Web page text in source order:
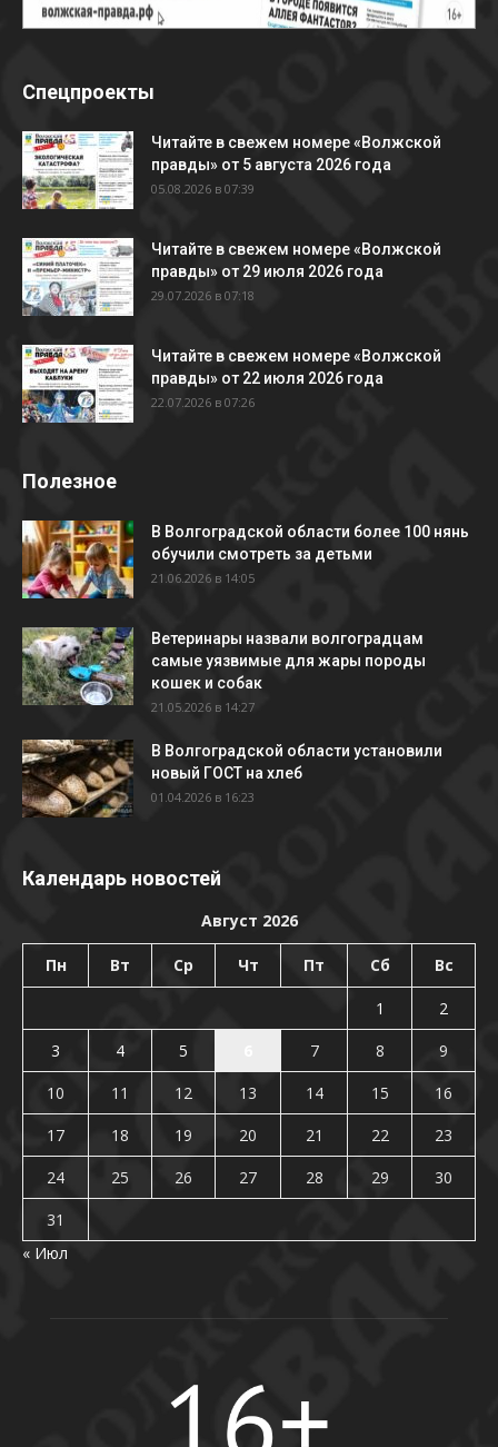
Спецпроекты
Читайте в свежем номере «Волжской
правды» от 5 августа 2026 года
05.08.2026 в 07:39
Читайте в свежем номере «Волжской
правды» от 29 июля 2026 года
29.07.2026 в 07:18
Читайте в свежем номере «Волжской
правды» от 22 июля 2026 года
22.07.2026 в 07:26
Полезное
В Волгоградской области более 100 нянь
обучили смотреть за детьми
21.06.2026 в 14:05
Ветеринары назвали волгоградцам
самые уязвимые для жары породы
кошек и собак
21.05.2026 в 14:27
В Волгоградской области установили
новый ГОСТ на хлеб
01.04.2026 в 16:23
Календарь новостей
Август 2026
Пн Вт Ср Чт Пт Сб Вс
1
2
3
4 5 7 8
9
10
11 12 13 14 15
16
17
18 19 20 21 22
23
24
25 26 27 28 29
30
31
« Июл